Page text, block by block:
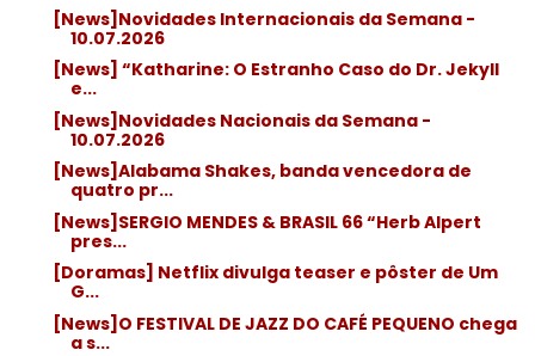
[News]Novidades Internacionais da Semana -
10.07.2026
[News] “Katharine: O Estranho Caso do Dr. Jekyll
e...
[News]Novidades Nacionais da Semana -
10.07.2026
[News]Alabama Shakes, banda vencedora de
quatro pr...
[News]SERGIO MENDES & BRASIL 66 “Herb Alpert
pres...
[Doramas] Netflix divulga teaser e pôster de Um
G...
[News]O FESTIVAL DE JAZZ DO CAFÉ PEQUENO chega
a s...